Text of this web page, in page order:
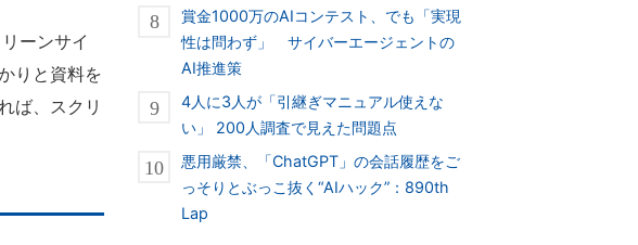
ーンサイ
りと資料を
ば、スクリ
賞金1000万のAIコンテスト、でも「実現
性は問わず」 サイバーエージェントの
AI推進策
4人に3人が「引継ぎマニュアル使えな
い」 200人調査で見えた問題点
悪用厳禁、「ChatGPT」の会話履歴をご
っそりとぶっこ抜く“AIハック”：890th
Lap